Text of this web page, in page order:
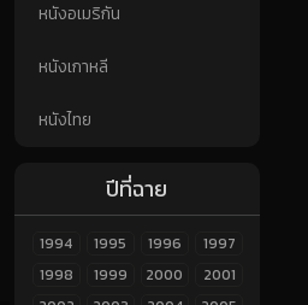
หนังอเมริกัน
หนังเกาหลี
หนังไทย
ปีที่ฉาย
1994 1995 1996
1997
1998
1999 2000
2001